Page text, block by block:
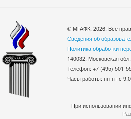
© МГАФК, 2026. Все
Сведения об
Политика обработки
140032, Московская
Телефон: +7 (495)
Часы работы: пн-пт с
При использовании